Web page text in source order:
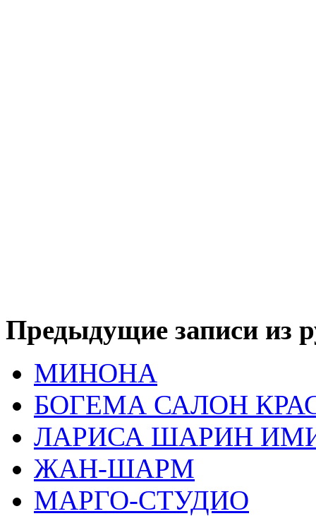
Предыдущие записи из
МИНОНА
БОГЕМА САЛОН
ЛАРИСА ШАРИН
ЖАН-ШАРМ
МАРГО-СТУДИО